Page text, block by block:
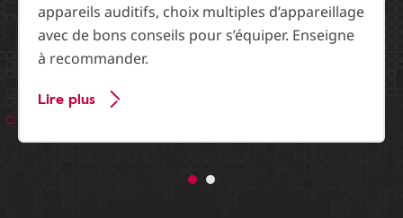
appareils auditifs, choix multiples d’appareillage
avec de bons conseils pour s’équiper. Enseigne
à recommander.
Lire plus